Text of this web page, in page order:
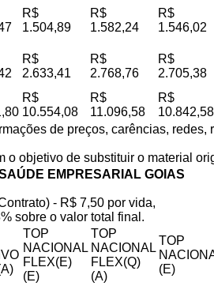
R$
1.504,89
R$
1.582,24
R$
1.546,02
R$
2.633,41
R$
2.768,76
R$
2.705,38
R$
10.554,08
R$
11.096,58
R$
10.842,58
de preços, carências,
o objetivo de substituir o material
EMPRESARIAL GOIAS
- R$ 7,50 por vida,
sobre o valor total final.
TOP
NACIONAL
FLEX(E)
(E)
TOP
NACIONAL
FLEX(Q)
(A)
TOP
(E)